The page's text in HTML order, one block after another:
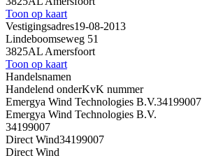
Toon op kaart
Vestigingsadres19-08-2013
Lindeboomseweg 51
3825AL Amersfoort
Toon op kaart
Handelsnamen
Handelend onderKvK nummer
Emergya Wind Technologies B.V.34199007
Emergya Wind Technologies B.V.
34199007
Direct Wind34199007
Direct Wind